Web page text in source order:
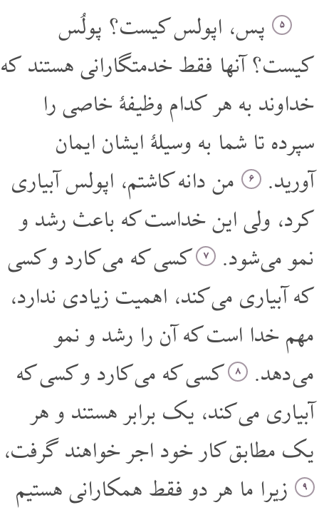
۵ پس، اپولس کیست؟ پولُس
کیست؟ آنها فقط خدمتگارانی هستند که
خداوند به هر کدام وظیفۀ خاصی را
سپرده تا شما به وسیلۀ ایشان ایمان
آورید.
۶ من دانه کاشتم، اپولس آبیاری
کرد، ولی این خداست که باعث رشد و
نمو می شود.
۷ کسی که می کارد و کسی
که آبیاری می کند، اهمیت زیادی ندارد،
مهم خدا است که آن را رشد و نمو
می دهد.
۸ کسی که می کارد و کسی که
آبیاری می کند، یک برابر هستند و هر
یک مطابق کار خود اجر خواهند گرفت،
۹ زیرا ما هر دو فقط همکارانی هستیم